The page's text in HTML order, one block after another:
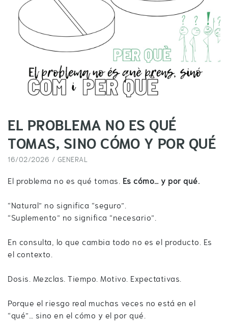
EL PROBLEMA NO ES QUÉ
TOMAS, SINO CÓMO Y POR QUÉ
16/02/2026 / GENERAL
El problema no es qué tomas. Es cómo… y por qué.
“Natural” no significa “seguro”.
“Suplemento” no significa “necesario”.
En consulta, lo que cambia todo no es el producto. Es
el contexto.
Dosis. Mezclas. Tiempo. Motivo. Expectativas.
Porque el riesgo real muchas veces no está en el
“qué”… sino en el cómo y el por qué.